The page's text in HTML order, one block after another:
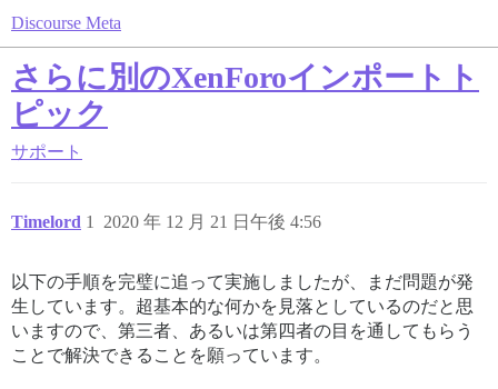
Discourse Meta
さらに別のXenForoインポートト
ピック
サポート
Timelord 2020 年 12 月 21 日午後 4:56
1
以下の手順を完璧に追って実施しましたが、まだ問題が発
生しています。超基本的な何かを見落としているのだと思
いますので、第三者、あるいは第四者の目を通してもらう
ことで解決できることを願っています。